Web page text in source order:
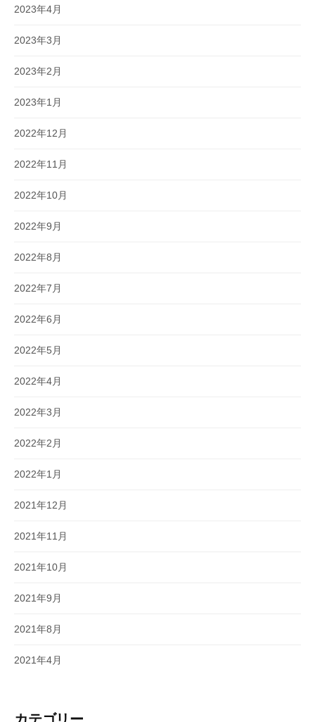
2023年4月
2023年3月
2023年2月
2023年1月
2022年12月
2022年11月
2022年10月
2022年9月
2022年8月
2022年7月
2022年6月
2022年5月
2022年4月
2022年3月
2022年2月
2022年1月
2021年12月
2021年11月
2021年10月
2021年9月
2021年8月
2021年4月